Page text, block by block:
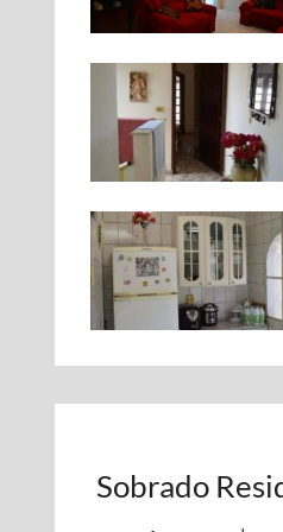
Sobrado